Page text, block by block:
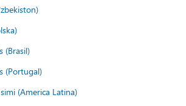
(Brasil)
(Portugal)
(America Latina)